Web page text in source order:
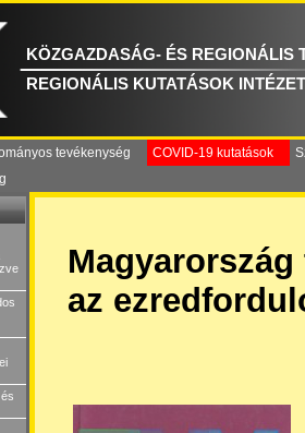
KÖZGAZDASÁG- ÉS REGIONÁLIS
REGIONÁLIS KUTATÁSOK
tevékenység COVID-19 kutatások
az